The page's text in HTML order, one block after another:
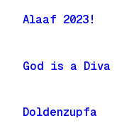
Alaaf 2023!
God is a Diva
Doldenzupfa